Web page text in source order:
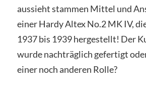
aussieht stammen Mittel und
einer Hardy Altex No.2 MK IV,
1937 bis 1939 hergestellt! Der
wurde nachträglich gefertigt
einer noch anderen Rolle?